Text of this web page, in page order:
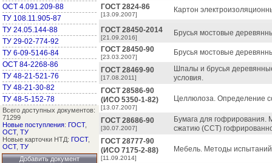
ОСТ 4.091.209-88
ТУ 108.11.905-87
ТУ 24.05.144-88
ТУ 29-02-774-92
ТУ 6-09-5146-84
ОСТ 84-2268-86
ТУ 48-21-521-76
ТУ 48-21-30-82
ТУ 48-5-152-78
Всего доступных документов:
71299
Новые поступления: ГОСТ,
ОСТ, ТУ
Новые карточки НТД: ГОСТ,
ОСТ, ТУ
Добавить документ
ГОСТ 2824-86
[13.09.2007]
Картон
ГОСТ 28450-2014
[21.09.2016]
Брусья мостовые
ГОСТ 28450-90
[23.03.2007]
Брусья мостовые
ГОСТ 28469-90
[17.08.2011]
Шпалы и брусья
условия.
ГОСТ 28586-90
(ИСО 5350-1-82)
[13.07.2007]
Целлюлоза. Определение
ГОСТ 28686-90
[30.07.2007]
Бумага для гофрирования.
сжатию (ССТ)
ГОСТ 28777-90
(ИСО 7175-2-88)
[11.09.2014]
Мебель. Методы испытаний